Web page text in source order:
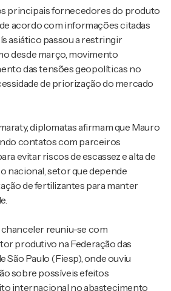
principais fornecedores do produto
acordo com informações citadas
asiático passou a restringir
desde março, movimento
das tensões geopolíticas no
de priorização do mercado
diplomatas afirmam que Mauro
contatos com parceiros
evitar riscos de escassez e alta de
nacional, setor que depende
de fertilizantes para manter
chanceler reuniu-se com
produtivo na Federação das
São Paulo (Fiesp), onde ouviu
sobre possíveis efeitos
internacional no abastecimento